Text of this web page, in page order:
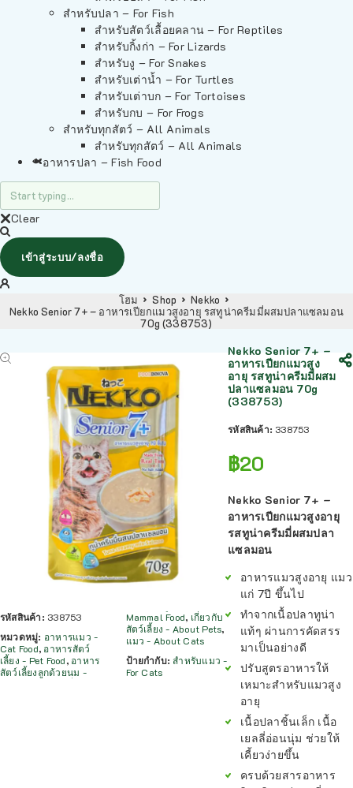
สำหรับปลา – For Fish
สำหรับสัตว์เลื้อยคลาน – For Reptiles
สำหรับกิ้งก่า – For Lizards
สำหรับงู – For Snakes
สำหรับเต่าน้ำ – For Turtles
สำหรับเต่าบก – For Tortoises
สำหรับกบ – For Frogs
สำหรับทุกสัตว์ – All Animals
สำหรับทุกสัตว์ – All Animals
อาหารปลา – Fish Food
Clear
เข้าสู่ระบบ/ลงชื่อ
โฮม Shop
Nekko
Nekko Senior 7+ – อาหารเปียกแมวสูงอายุ รสทูน่าครีมมี่ผสมปลาแซลมอน
70g (338753)
รหัสสินค้า: 338753
หมวดหมู่: อาหารแมว -
Cat Food, อาหารสัตว์
เลี้ยง - Pet Food, อาหาร
สัตว์เลี้ยงลูกด้วยนม -
Mammal Food, เกี่ยวกับ
สัตว์เลี้ยง - About Pets,
แมว - About Cats
ป้ายกำกับ:สำหรับแมว -
For Cats
Nekko Senior 7+ –
อาหารเปียกแมวสูง
อายุ รสทูน่าครีมมี่ผสม
ปลาแซลมอน 70g
(338753)
รหัสสินค้า: 338753
฿20
Nekko Senior 7+ –
อาหารเปียกแมวสูงอายุ
รสทูน่าครีมมี่ผสมปลา
แซลมอน
อาหารแมวสูงอายุ แมว
แก่ 7ปี ขึ้นไป
ทำจากเนื้อปลาทูน่า
แท้ๆ ผ่านการคัดสรร
มาเป็นอย่างดี
ปรับสูตรอาหารให้
เหมาะสำหรับแมวสูง
อายุ
เนื้อปลาชิ้นเล็ก เนื้อ
เยลลี่อ่อนนุ่ม ช่วยให้
เคี้ยวง่ายขึ้น
ครบด้วยสารอาหาร